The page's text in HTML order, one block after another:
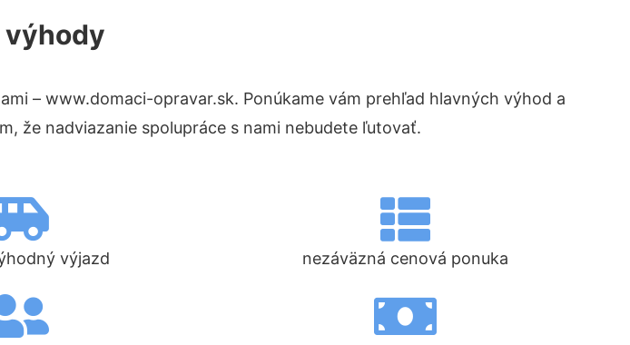
výhody
– www.domaci-opravar.sk. Ponúkame vám prehľad hlavných výhod a
že nadviazanie spolupráce s nami nebudete ľutovať.
výjazd nezáväzná cenová ponuka